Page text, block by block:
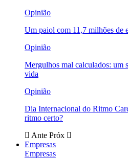
Opinião
Um paiol com 11,7 milhões de
Opinião
Mergulhos mal calculados: um
vida
Opinião
Dia Internacional do Ritmo
ritmo certo?
Ante Próx
Empresas
Empresas